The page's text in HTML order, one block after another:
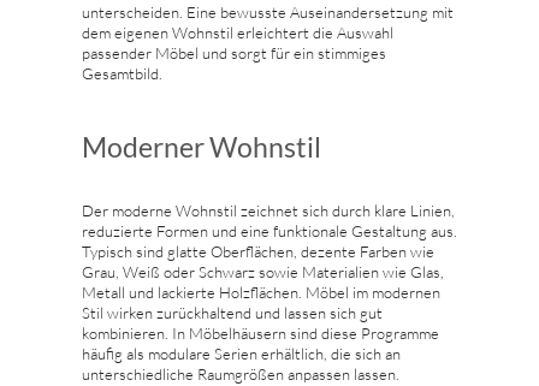
unterscheiden. Eine bewusste Auseinandersetzung mit
dem eigenen Wohnstil erleichtert die Auswahl
passender Möbel und sorgt für ein stimmiges
Gesamtbild.
Moderner Wohnstil
Der moderne Wohnstil zeichnet sich durch klare Linien,
reduzierte Formen und eine funktionale Gestaltung aus.
Typisch sind glatte Oberflächen, dezente Farben wie
Grau, Weiß oder Schwarz sowie Materialien wie Glas,
Metall und lackierte Holzflächen. Möbel im modernen
Stil wirken zurückhaltend und lassen sich gut
kombinieren. In Möbelhäusern sind diese Programme
häufig als modulare Serien erhältlich, die sich an
unterschiedliche Raumgrößen anpassen lassen.